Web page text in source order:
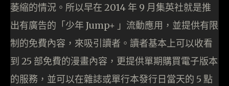
萎縮的情況。所以早在 2014 年 9 月集英社就是推
出有廣告的「少年 Jump+ 」流動應用，並提供有限
制的免費內容，來吸引讀者。讀者基本上可以收看
到 25 部免費的漫畫內容，更提供單期購買電子版本
的服務，並可以在雜誌或單行本發行日當天的 5 點